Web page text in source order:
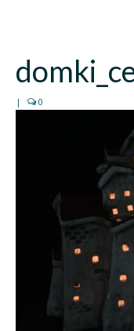
Kim jesteśmy?
Kontakt
| 0